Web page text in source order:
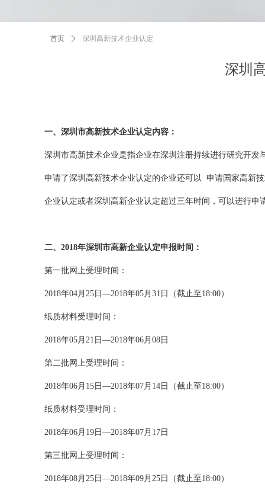
深圳
首页 ꄲ 深圳高新技术企业认定
一、深圳市高新技术企业认定内容：
深圳市高新技术企业是指企业在深圳注册持续进行研究开
申请了深圳高新技术企业认定的企业还可以 申请国家高新
企业认定或者深圳高新企业认定超过三年时间，可以进行申
二、2018年深圳市高新企业认定申报时间：
第一批网上受理时间：
2018年04月25日—2018年05月31日（截止至18:00）
纸质材料受理时间：
2018年05月21日—2018年06月08日
第二批网上受理时间：
2018年06月15日—2018年07月14日（截止至18:00）
纸质材料受理时间：
2018年06月19日—2018年07月17日
第三批网上受理时间：
2018年08月25日—2018年09月25日（截止至18:00）